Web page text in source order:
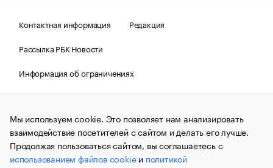
Контактная информация
Редакция
Рассылка РБК Новости
Информация об ограничениях
Правовая информация
О соблюдении авторских прав
© АО «РОСБИЗНЕСКОНСАЛТИНГ»,1995–2026.Сообщения
и материалы информационного агентства «РБК»
(зарегистрировано Федеральной службой по надзору в сфере
связи, информационных технологий и массовых
коммуникаций (Роскомнадзор) 09.12.2015 за номером ИА
Мы используем cookie. Это позволяет нам анализировать
взаимодействие посетителей с сайтом и делать его лучше.
Продолжая пользоваться сайтом, вы соглашаетесь с
использованием файлов cookieи политикой